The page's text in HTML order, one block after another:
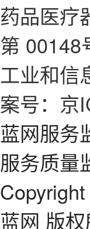
药品医疗
第 00148
工业和信
案号：京
蓝网服务
服务质量
蓝网 版